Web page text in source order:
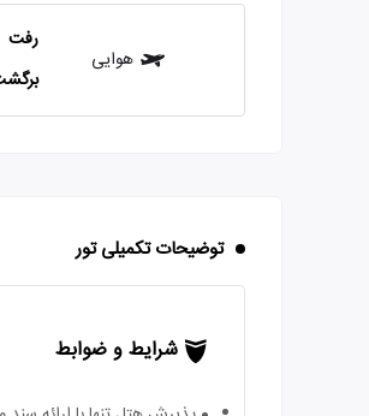
هوایی
رفت
توضیحات تکمیلی تور
شرایط و ضوابط